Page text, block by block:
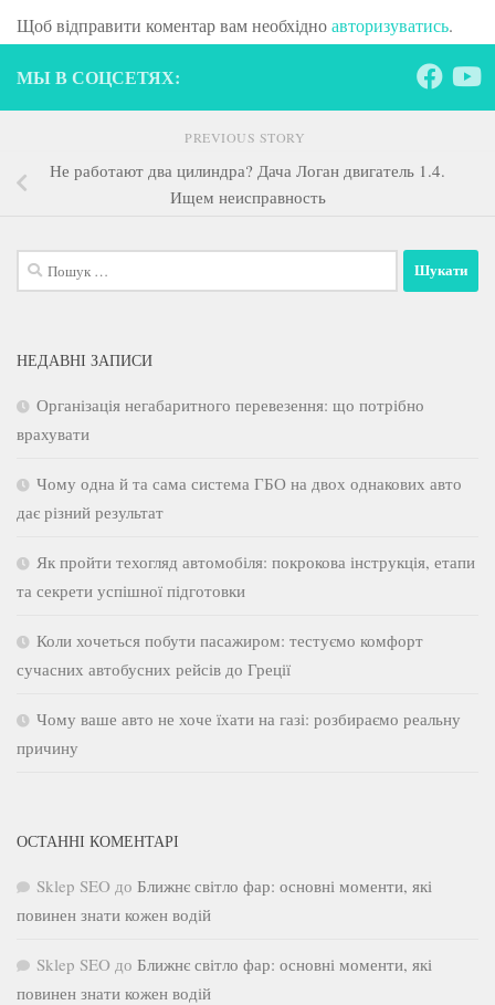
Щоб відправити коментар вам необхідноавторизуватись.
МЫ В СОЦСЕТЯХ:
PREVIOUS STORY
Не работают два цилиндра? Дача Логан двигатель 1.4.
Ищем неисправность
Пошук:
НЕДАВНІ ЗАПИСИ
Організація негабаритного перевезення: що потрібно
врахувати
Чому одна й та сама система ГБО на двох однакових авто
дає різний результат
Як пройти техогляд автомобіля: покрокова інструкція, етапи
та секрети успішної підготовки
Коли хочеться побути пасажиром: тестуємо комфорт
сучасних автобусних рейсів до Греції
Чому ваше авто не хоче їхати на газі: розбираємо реальну
причину
ОСТАННІ КОМЕНТАРІ
Sklep SEO до Ближнє світло фар: основні моменти, які
повинен знати кожен водій
Sklep SEO до Ближнє світло фар: основні моменти, які
повинен знати кожен водій